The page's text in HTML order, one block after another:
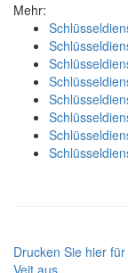
Mehr:
Drucken Sie hier
Veit aus.